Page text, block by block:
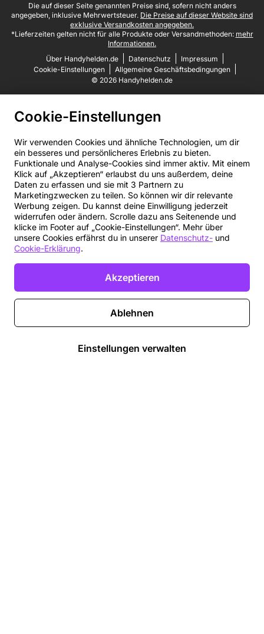
Juristische Fußzeile
Die auf dieser Seite genannten Preise sind, sofern nicht anders
angegeben, inklusive Mehrwertsteuer. Die Preise auf dieser Website sind
exklusive Versandkosten angegeben.
*Lieferzeiten gelten nicht für alle Produkte oder Versandmethoden: mehr
Informationen.
Über Handyhelden.de
Datenschutz
Impressum
Cookie-Einstellungen
Allgemeine Geschäftsbedingungen
© 2026 Handyhelden.de
Cookie-Einstellungen
Wir verwenden Cookies und ähnliche Technologien, um dir
ein besseres und persönlicheres Erlebnis zu bieten.
Funktionale und Analyse-Cookies sind immer aktiv. Mit einem
Klick auf „Akzeptieren“ erlaubst du uns außerdem, deine
Daten zu erfassen und sie mit 3 Partnern zu
Marketingzwecken zu teilen. So können wir dir relevante
Werbung zeigen. Du kannst deine Einwilligung jederzeit
widerrufen oder ändern. Scrolle dazu ans Seitenende und
klicke im Footer auf „Cookie-Einstellungen“. Mehr über
unsere Cookies erfährst du in unserer Datenschutz- und
Cookie-Erklärung.
Akzeptieren
Ablehnen
Einstellungen verwalten